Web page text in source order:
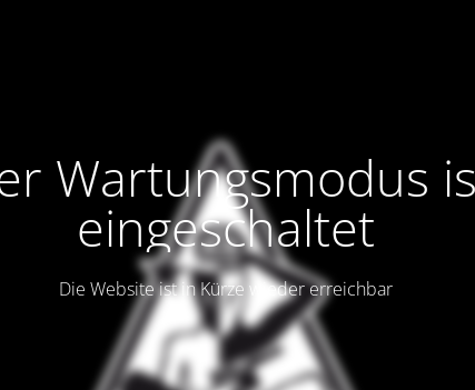
Wartungsmodus
eingeschaltet
Die Website ist in Kürze wieder erreichbar